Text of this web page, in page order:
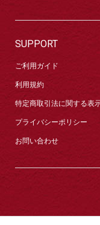
SUPPORT
ご利用ガイド
利用規約
特定商取引法に関する表
プライバシーポリシー
お問い合わせ